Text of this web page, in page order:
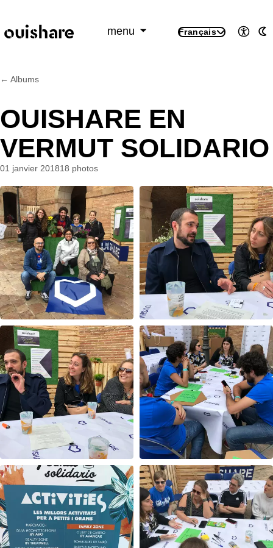
menu
Français
← Albums
OUISHARE EN
VERMUT SOLIDARIO
01 janvier 201818 photos